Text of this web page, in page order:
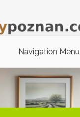
Navigation Menu